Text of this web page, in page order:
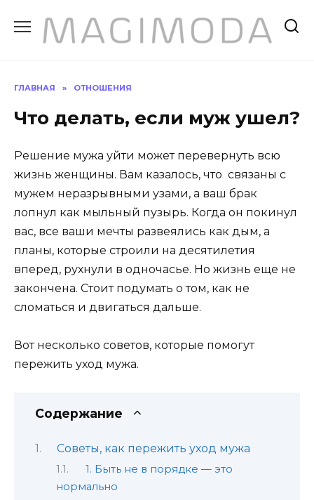
содержанию
ГЛАВНАЯ » ОТНОШЕНИЯ
Что делать, если муж ушел?
Решение мужа уйти может перевернуть всю
жизнь женщины. Вам казалось, что связаны с
мужем неразрывными узами, а ваш брак
лопнул как мыльный пузырь. Когда он покинул
вас, все ваши мечты развеялись как дым, а
планы, которые строили на десятилетия
вперед, рухнули в одночасье. Но жизнь еще не
закончена. Стоит подумать о том, как не
сломаться и двигаться дальше.
Вот несколько советов, которые помогут
пережить уход мужа.
Содержание
Советы, как пережить уход мужа
1. Быть не в порядке — это
нормально